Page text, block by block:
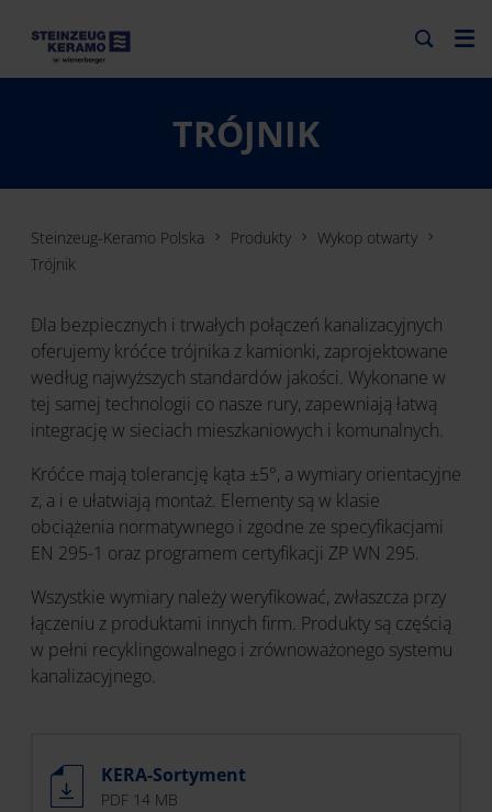
TRÓJNIK
Steinzeug-Keramo Polska Produkty
Wykop otwarty
Trójnik
Dla bezpiecznych i trwałych połączeń kanalizacyjnych
oferujemy króćce trójnika z kamionki, zaprojektowane
według najwyższych standardów jakości. Wykonane w
tej samej technologii co nasze rury, zapewniają łatwą
integrację w sieciach mieszkaniowych i komunalnych.
Króćce mają tolerancję kąta ±5°, a wymiary orientacyjne
z, a i e ułatwiają montaż. Elementy są w klasie
obciążenia normatywnego i zgodne ze specyfikacjami
EN 295-1 oraz programem certyfikacji ZP WN 295.
Wszystkie wymiary należy weryfikować, zwłaszcza przy
łączeniu z produktami innych firm. Produkty są częścią
w pełni recyklingowalnego i zrównoważonego systemu
kanalizacyjnego.
KERA-Sortyment
PDF 14 MB